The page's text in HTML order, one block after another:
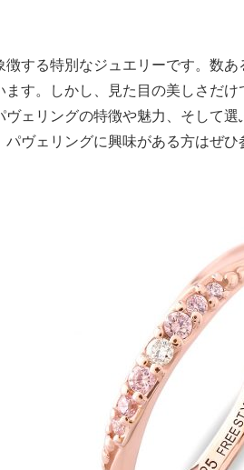
する特別なジュエリーです。数
ます。しかし、見た目の美しさだ
ェリングの特徴や魅力、そして
ヴェリングに興味がある方はぜひ